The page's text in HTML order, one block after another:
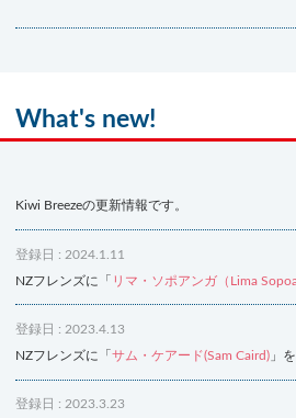
What's new!
Kiwi Breezeの更新情報です。
登録日 : 2024.1.11
NZフレンズに「 リマ・ソポアンガ（Lima
登録日 : 2023.4.13
NZフレンズに「 サム・ケアード(Sam Caird) 」
登録日 : 2023.3.23